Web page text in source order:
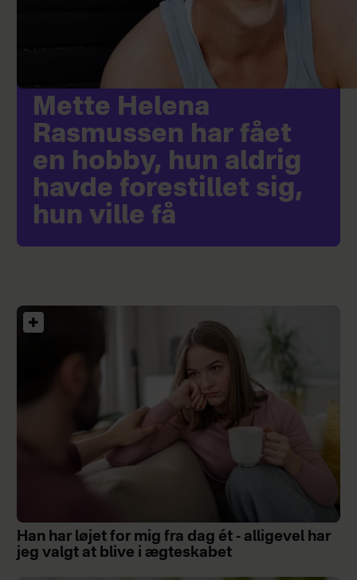
Mette Helena
Rasmussen har fået
en hobby, hun aldrig
havde forestillet sig,
hun ville få
Han har løjet for mig fra dag ét - alligevel har
jeg valgt at blive i ægteskabet